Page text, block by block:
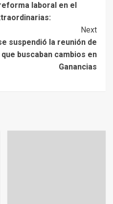
laboral en el
Next
suspendió la reunión de
buscaban cambios en
Ganancias